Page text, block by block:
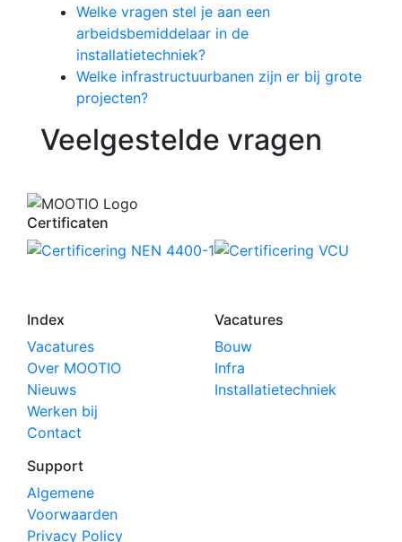
Welke vragen stel je aan een
arbeidsbemiddelaar in de
installatietechniek?
Welke infrastructuurbanen zijn er bij grote
projecten?
Veelgestelde vragen
Certificaten
Index
Vacatures
Over MOOTIO
Nieuws
Werken bij
Contact
Vacatures
Bouw
Infra
Installatietechniek
Support
Algemene
Voorwaarden
Privacy Policy